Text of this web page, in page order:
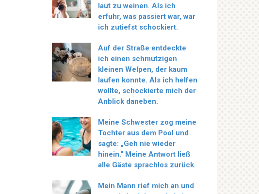
laut zu weinen. Als ich
erfuhr, was passiert war, war
ich zutiefst schockiert.
Auf der Straße entdeckte
ich einen schmutzigen
kleinen Welpen, der kaum
laufen konnte. Als ich helfen
wollte, schockierte mich der
Anblick daneben.
Meine Schwester zog meine
Tochter aus dem Pool und
sagte: „Geh nie wieder
hinein.“ Meine Antwort ließ
alle Gäste sprachlos zurück.
Mein Mann rief mich an und